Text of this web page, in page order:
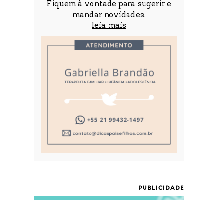
Fiquem à vontade para sugerir e
mandar novidades.
leia mais
PUBLICIDADE